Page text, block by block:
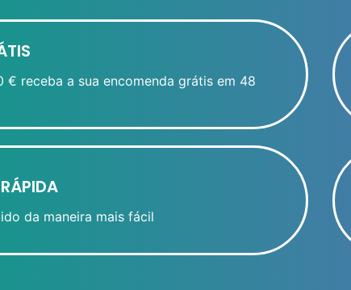
€ receba a sua encomenda grátis em 48
da maneira mais fácil